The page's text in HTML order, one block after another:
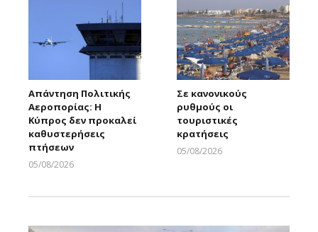
Απάντηση Πολιτικής
Αεροπορίας: Η
Κύπρος δεν προκαλεί
καθυστερήσεις
πτήσεων
05/08/2026
Σε κανονικούς
ρυθμούς οι
τουριστικές
κρατήσεις
05/08/2026